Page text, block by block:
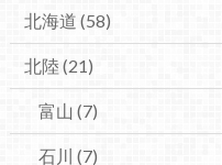
北海道 (58)
北陸 (21)
富山 (7)
石川 (7)